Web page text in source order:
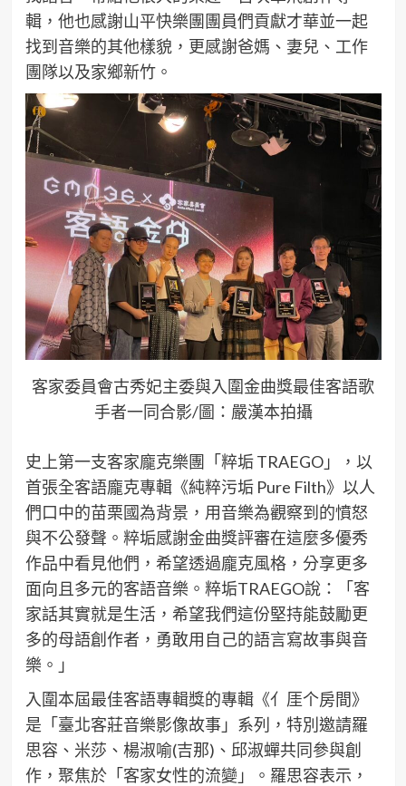
輯，他也感謝山平快樂團團員們貢獻才華並一起
找到音樂的其他樣貌，更感謝爸媽、妻兒、工作
團隊以及家鄉新竹。
客家委員會古秀妃主委與入圍金曲獎最佳客語歌
手者一同合影/圖：嚴漢本拍攝
史上第一支客家龐克樂團「粹垢 TRAEGO」，以
首張全客語龐克專輯《純粹污垢 Pure Filth》以人
們口中的苗栗國為背景，用音樂為觀察到的憤怒
與不公發聲。粹垢感謝金曲獎評審在這麼多優秀
作品中看見他們，希望透過龐克風格，分享更多
面向且多元的客語音樂。粹垢TRAEGO說：「客
家話其實就是生活，希望我們這份堅持能鼓勵更
多的母語創作者，勇敢用自己的語言寫故事與音
樂。」
入圍本屆最佳客語專輯獎的專輯《亻厓个房間》
是「臺北客莊音樂影像故事」系列，特別邀請羅
思容、米莎、楊淑喻(吉那)、邱淑蟬共同參與創
作，聚焦於「客家女性的流變」。羅思容表示，